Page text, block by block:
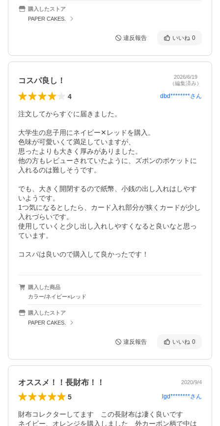
購入したストア
PAPER CAKES.
違反報告 いいね 0
コスパ良し！
2026/6/19
（編集済み）
4 dbd********さん
注文してからすぐに届きました。
大学生の息子用にネイビー✕レッドを購入。
色味が可愛いくて満足していますが、
思ったよりも大きく厚みがありました。
他の方もレビューされていたように、ズボンのポケットに
入れるのは難しそうです。
でも、大きく開閉するので紙幣、小銭の出し入れはしやす
いようです。
1つ気になるとしたら、カード入れ部分が狭くカードが少し
入れづらいです。
使用していくと少し出し入れしやすくなると良いなと思っ
ています。
購入した商品
カラー/ネイビー×レッド
購入したストア
PAPER CAKES.
違反報告 いいね 0
オススメ！！長財布！！ 2020/9/4
5 lgd********さん
財布コレクターしてます　この長財布は凄く良いです
ネイビー、オレンジを購入しました　外カーボン柄で中は